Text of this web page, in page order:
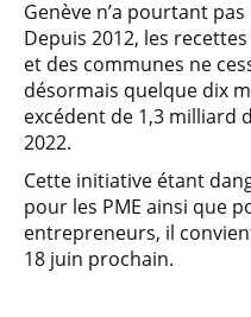
Genève n’a pourtant
Depuis 2012, les
et des communes ne
désormais quelque dix
excédent de 1,3 milliard
2022.
Cette initiative étant
pour les PME ainsi que
entrepreneurs, il
18 juin prochain.